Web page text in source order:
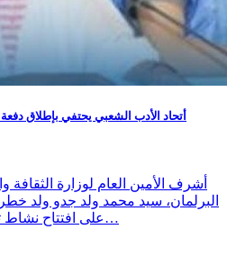
أتحاد الأدب الشعبي يحتفي بإطلاق
أشرف الأمين العام لوزارة الثقافة
البرلمان، سيد محمد ولد جدو ولد
على افتتاح نشاط ثقافي نظمه الاتحاد الموريتاني…